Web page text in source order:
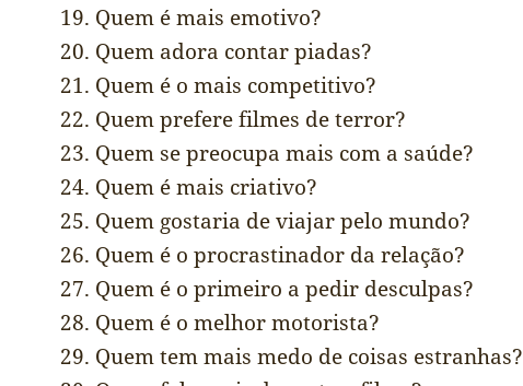
19. Quem é mais emotivo?
20. Quem adora contar piadas?
21. Quem é o mais competitivo?
22. Quem prefere filmes de terror?
23. Quem se preocupa mais com a saúde?
24. Quem é mais criativo?
25. Quem gostaria de viajar pelo mundo?
26. Quem é o procrastinador da relação?
27. Quem é o primeiro a pedir desculpas?
28. Quem é o melhor motorista?
29. Quem tem mais medo de coisas estranhas?